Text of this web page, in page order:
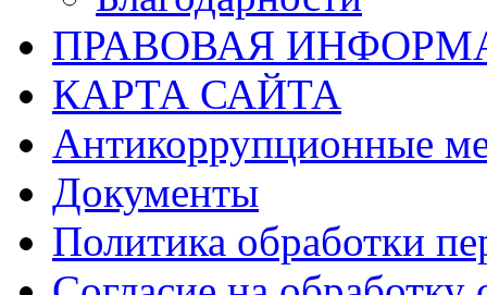
ПРАВОВАЯ
КАРТА САЙТА
Антикоррупционные
Документы
Политика обработки